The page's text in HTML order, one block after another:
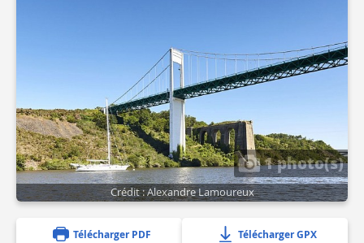
1 photo(s)
Crédit : Alexandre Lamoureux
Télécharger PDF Télécharger GPX